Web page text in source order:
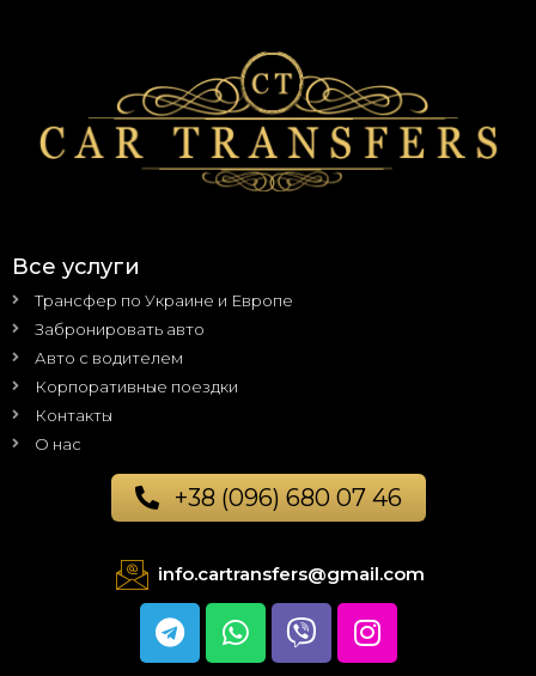
Все услуги
Трансфер по Украине и Европе
Забронировать авто
Авто с водителем
Корпоративные поездки
Контакты
О нас
+38 (096) 680 07 46
info.cartransfers@gmail.com